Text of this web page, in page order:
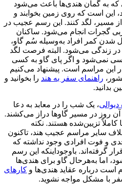
به گمان هندی‌ها باعث می‌شود
است که روی زمین بخوابند و
مسیر، لگد کنند. این رسم عجیب در
گجرات انجام می‌شود. ساکنان
شدن کمر افراد به‌وسیله سُم گاو،
زندگی می‌شود. البته فرصت لگد
نمی‌شود و اگر پای گاو به کسی
این مراسم است. پیشنهاد می‌کنیم
راهنمای سفر به هند را بخوانید و
بدانید.
، یک شب را در معابد به دعا
روز در مسیر گاوها دراز می‌کشند.
تزیین‌شده هستند. نکته
سایر مراسم عجیب هند، تاکنون
و فوت افرادی وجود نداشته که
گرفته‌اند. باوجوداینکه این رسم
اما به‌هرحال گاو برای هندی‌ها
است درباره عقاید هندی‌ها و کارهای
سفر با مشکل مواجه نشوید.